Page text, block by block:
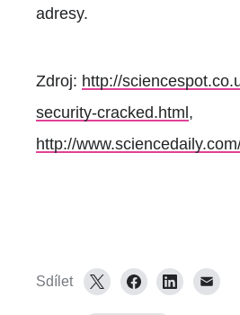
adresy.
Zdroj: http://
security-cracked.html,
http://
Sdílet